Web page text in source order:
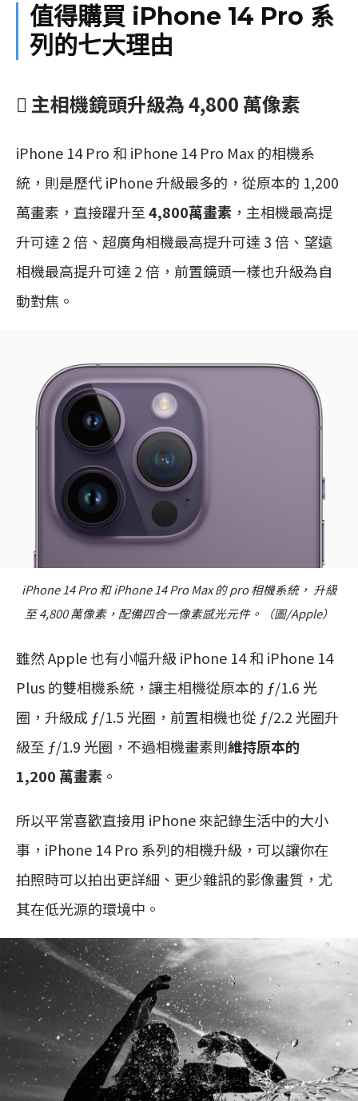
值得購買 iPhone 14 Pro 系
列的七大理由
 主相機鏡頭升級為 4,800 萬像素
iPhone 14 Pro 和 iPhone 14 Pro Max 的相機系
統，則是歷代 iPhone 升級最多的，從原本的 1,200
萬畫素，直接躍升至4,800萬畫素 ，主相機最高提
升可達 2 倍、超廣角相機最高提升可達 3 倍、望遠
相機最高提升可達 2 倍，前置鏡頭一樣也升級為自
動對焦。
iPhone 14 Pro 和 iPhone 14 Pro Max 的 pro 相機系統， 升級
至 4,800 萬像素，配備四合一像素感光元件。（圖/Apple）
雖然 Apple 也有小幅升級 iPhone 14 和 iPhone 14
Plus 的雙相機系統，讓主相機從原本的 ƒ/1.6 光
圈，升級成 ƒ/1.5 光圈，前置相機也從 ƒ/2.2 光圈升
級至 ƒ/1.9 光圈，不過相機畫素則維持原本的
1,200 萬畫素 。
所以平常喜歡直接用 iPhone 來記錄生活中的大小
事，iPhone 14 Pro 系列的相機升級，可以讓你在
拍照時可以拍出更詳細、更少雜訊的影像畫質，尤
其在低光源的環境中。